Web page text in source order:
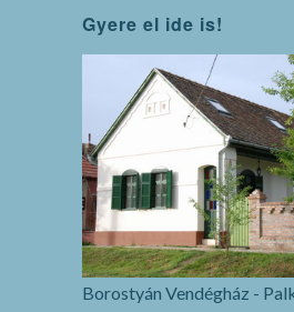
Gyere el ide is!
Borostyán Vendégház -